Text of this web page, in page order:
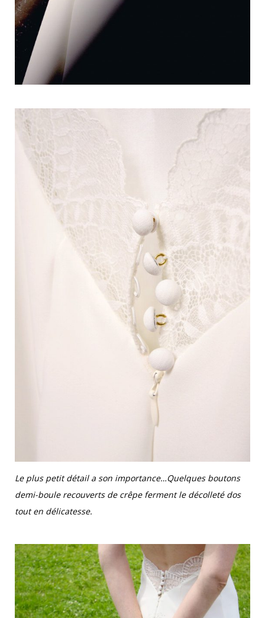
Le plus petit détail a son importance…Quelques boutons
demi-boule recouverts de crêpe ferment le décolleté dos
tout en délicatesse.